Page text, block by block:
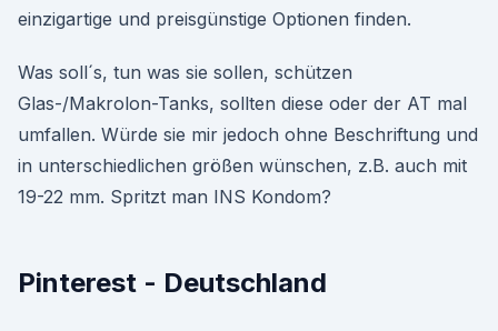
einzigartige und preisgünstige Optionen finden.
Was soll´s, tun was sie sollen, schützen
Glas-/Makrolon-Tanks, sollten diese oder der AT mal
umfallen. Würde sie mir jedoch ohne Beschriftung und
in unterschiedlichen größen wünschen, z.B. auch mit
19-22 mm. Spritzt man INS Kondom?
Pinterest - Deutschland